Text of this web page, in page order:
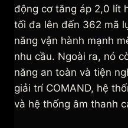
động cơ tăng áp 2,0 lít
tối đa lên đến 362 mã
năng vận hành mạnh
nhu cầu. Ngoài ra, nó
năng an toàn và tiện
giải trí COMAND, hệ
và hệ thống âm thanh